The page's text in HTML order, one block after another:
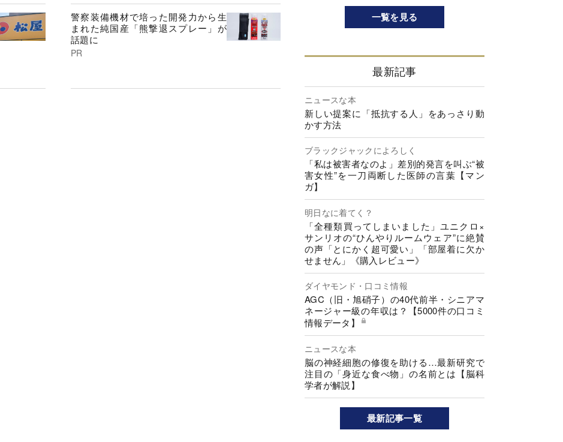
警察装備機材で培った開発力から生
まれた純国産「熊撃退スプレー」が
話題に
PR
一覧を見る
最新記事
ニュースな本
新しい提案に「抵抗する人」をあっさり動
かす方法
ブラックジャックによろしく
「私は被害者なのよ」差別的発言を叫ぶ“被
害女性”を一刀両断した医師の言葉【マン
ガ】
明日なに着てく？
「全種類買ってしまいました」ユニクロ×
サンリオの“ひんやりルームウェア”に絶賛
の声「とにかく超可愛い」「部屋着に欠か
せません」《購入レビュー》
ダイヤモンド・口コミ情報
AGC（旧・旭硝子）の40代前半・シニアマ
ネージャー級の年収は？【5000件の口コミ
情報データ】
ニュースな本
脳の神経細胞の修復を助ける…最新研究で
注目の「身近な食べ物」の名前とは【脳科
学者が解説】
最新記事一覧